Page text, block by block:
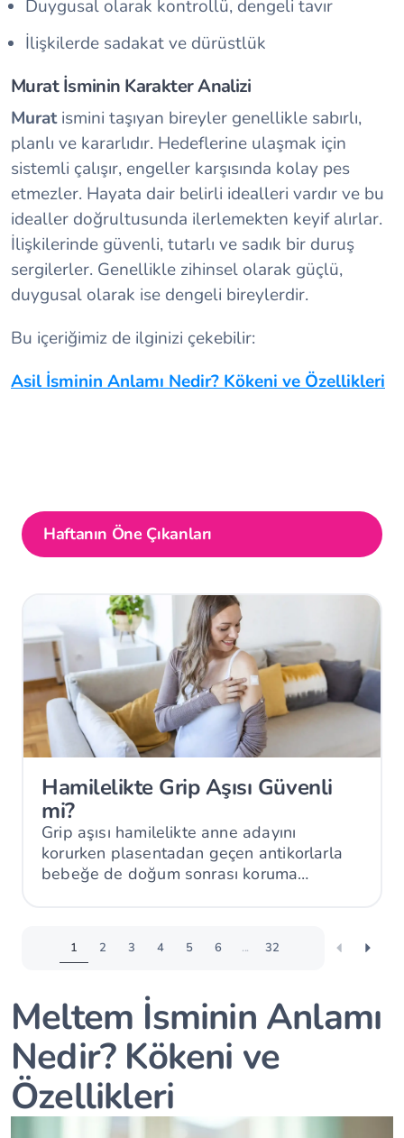
Duygusal olarak kontrollü, dengeli tavır
İlişkilerde sadakat ve dürüstlük
Murat İsminin Karakter Analizi
Muratismini taşıyan bireyler genellikle sabırlı,
planlı ve kararlıdır. Hedeflerine ulaşmak için
sistemli çalışır, engeller karşısında kolay pes
etmezler. Hayata dair belirli idealleri vardır ve bu
idealler doğrultusunda ilerlemekten keyif alırlar.
İlişkilerinde güvenli, tutarlı ve sadık bir duruş
sergilerler. Genellikle zihinsel olarak güçlü,
duygusal olarak ise dengeli bireylerdir.
Bu içeriğimiz de ilginizi çekebilir:
Asil İsminin Anlamı Nedir? Kökeni ve Özellikleri
Haftanın Öne Çıkanları
Hamilelikte Grip Aşısı Güvenli
mi?
Grip aşısı hamilelikte anne adayını
korurken plasentadan geçen antikorlarla
bebeğe de doğum sonrası koruma
1 2 3 4 5 6 ... 32
Meltem İsminin Anlamı
Nedir? Kökeni ve
Özellikleri